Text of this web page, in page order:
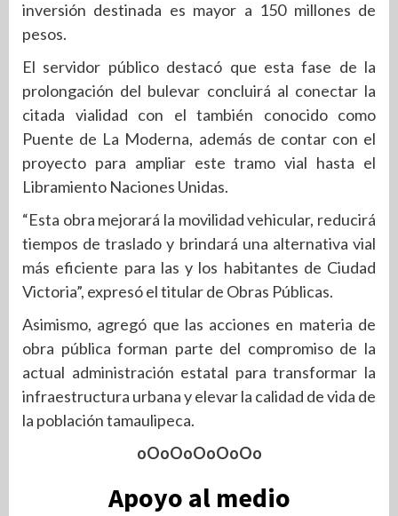
inversión destinada es mayor a 150 millones de
pesos.
El servidor público destacó que esta fase de la
prolongación del bulevar concluirá al conectar la
citada vialidad con el también conocido como
Puente de La Moderna, además de contar con el
proyecto para ampliar este tramo vial hasta el
Libramiento Naciones Unidas.
“Esta obra mejorará la movilidad vehicular, reducirá
tiempos de traslado y brindará una alternativa vial
más eficiente para las y los habitantes de Ciudad
Victoria”, expresó el titular de Obras Públicas.
Asimismo, agregó que las acciones en materia de
obra pública forman parte del compromiso de la
actual administración estatal para transformar la
infraestructura urbana y elevar la calidad de vida de
la población tamaulipeca.
oOoOoOoOoOo
Apoyo al medio